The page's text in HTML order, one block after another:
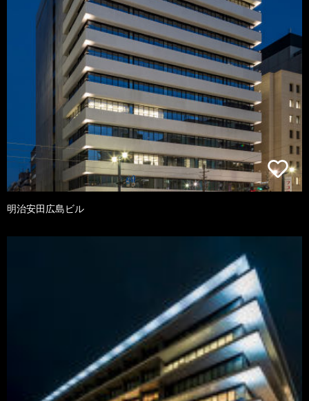
明治安田広島ビル